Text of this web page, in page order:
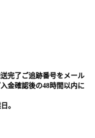
完了ご追跡番号をメール
金確認後の48時間以内に
。